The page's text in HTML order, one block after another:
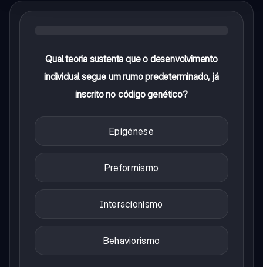
Qual teoria sustenta que o desenvolvimento
individual segue um rumo predeterminado, já
inscrito no código genético?
Epigénese
Preformismo
Interacionismo
Behaviorismo